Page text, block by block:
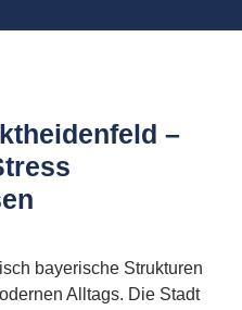
–
bayerische Strukturen
Alltags. Die Stadt